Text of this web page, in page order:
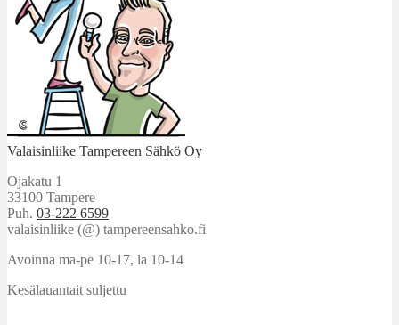
Valaisinliike Tampereen Sähkö Oy
Ojakatu 1
33100 Tampere
Puh. 03-222 6599
valaisinliike (@) tampereensahko.fi
Avoinna ma-pe 10-17, la 10-14
Kesälauantait suljettu